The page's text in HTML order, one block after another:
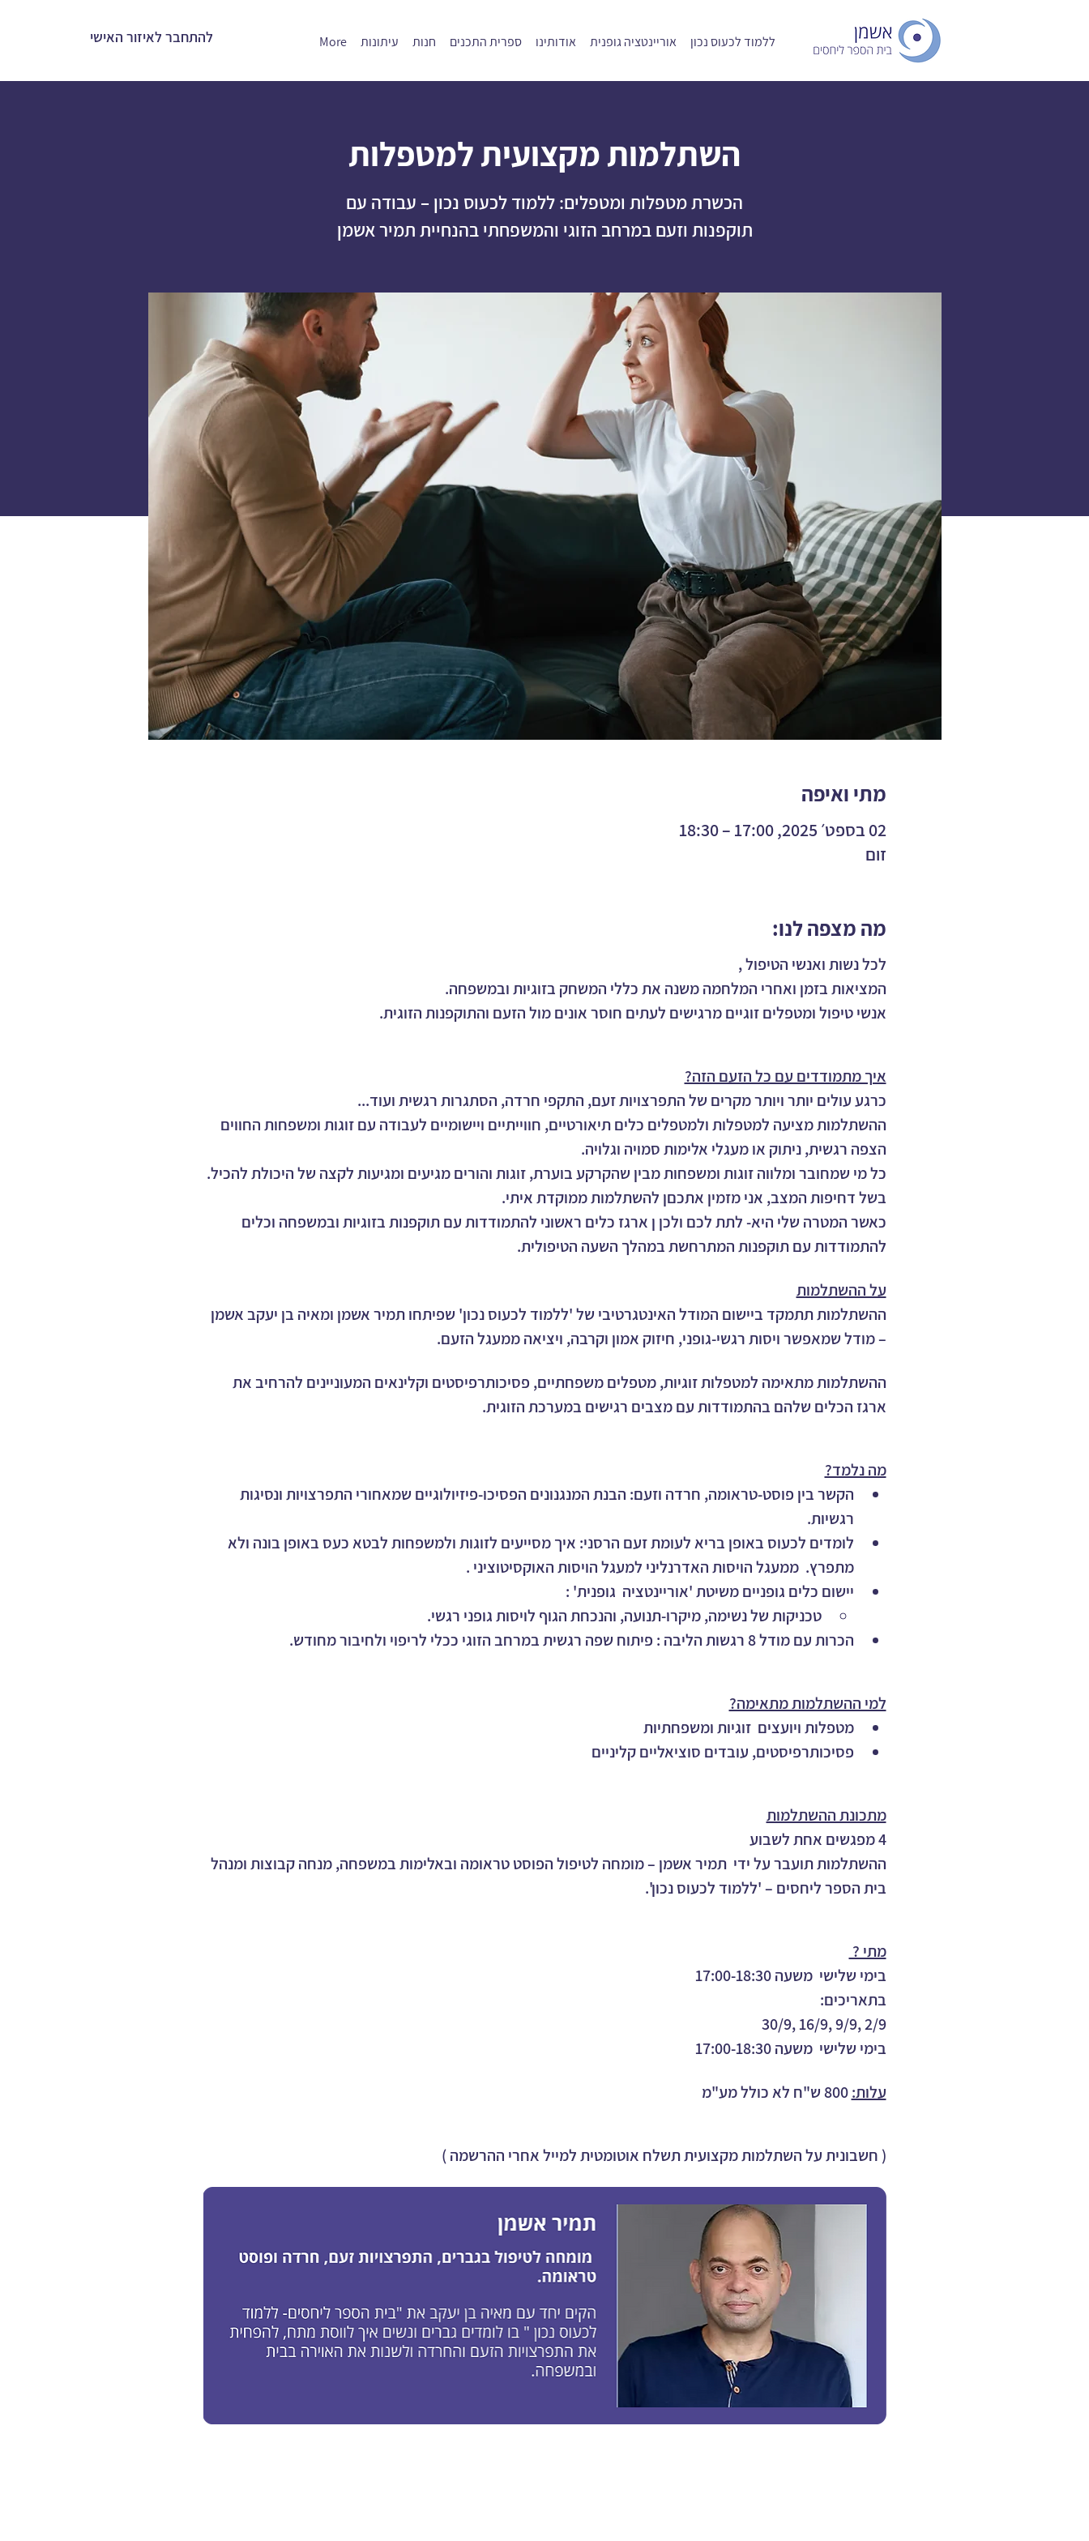
להתחבר לאיזור האישי ללמוד לכעוס נכון אוריינטציה גופנית אודותינו ספרית התכנים חנות עיתונות More
השתלמות מקצועית למטפלות
הכשרת מטפלות ומטפלים: ללמוד לכעוס נכון – עבודה עם
תוקפנות וזעם במרחב הזוגי והמשפחתי בהנחיית תמיר אשמן
מתי ואיפה
02 בספט׳ 2025, 17:00 – 18:30
זום
מה מצפה לנו:
לכל נשות ואנשי הטיפול ,
המציאות בזמן ואחרי המלחמה משנה את כללי המשחק בזוגיות ובמשפחה.
אנשי טיפול ומטפלים זוגיים מרגישים לעתים חוסר אונים מול הזעם והתוקפנות הזוגית.
איך מתמודדים עם כל הזעם הזה?
כרגע עולים יותר ויותר מקרים של התפרצויות זעם, התקפי חרדה, הסתגרות רגשית ועוד...
ההשתלמות מציעה למטפלות ולמטפלים כלים תיאורטיים, חווייתיים ויישומיים לעבודה עם זוגות ומשפחות החווים
הצפה רגשית, ניתוק או מעגלי אלימות סמויה וגלויה.
כל מי שמחובר ומלווה זוגות ומשפחות מבין שהקרקע בוערת, זוגות והורים מגיעים ומגיעות לקצה של היכולת להכיל.
בשל דחיפות המצב, אני מזמין אתכםן להשתלמות ממוקדת איתי.
כאשר המטרה שלי היא- לתת לכם ולכן ן ארגז כלים ראשוני להתמודדות עם תוקפנות בזוגיות ובמשפחה וכלים
להתמודדות עם תוקפנות המתרחשת במהלך השעה הטיפולית.
על ההשתלמות
ההשתלמות תתמקד ביישום המודל האינטגרטיבי של 'ללמוד לכעוס נכון' שפיתחו תמיר אשמן ומאיה בן יעקב אשמן
– מודל שמאפשר ויסות רגשי-גופני, חיזוק אמון וקרבה, ויציאה ממעגל הזעם.
ההשתלמות מתאימה למטפלות זוגיות, מטפלים משפחתיים, פסיכותרפיסטים וקלינאים המעוניינים להרחיב את
ארגז הכלים שלהם בהתמודדות עם מצבים רגישים במערכת הזוגית.
מה נלמד?
הקשר בין פוסט-טראומה, חרדה וזעם: הבנת המנגנונים הפסיכו-פיזיולוגיים שמאחורי התפרצויות ונסיגות
רגשיות.
לומדים לכעוס באופן בריא לעומת זעם הרסני: איך מסייעים לזוגות ולמשפחות לבטא כעס באופן בונה ולא
מתפרץ.  ממעגל הויסות האדרנליני למעגל הויסות האוקסיטוציני .
⁠יישום כלים גופניים משיטת 'אוריינטציה  גופנית' :
טכניקות של נשימה, מיקרו-תנועה, והנכחת הגוף לויסות גופני רגשי.
⁠הכרות עם מודל 8 רגשות הליבה : פיתוח שפה רגשית במרחב הזוגי ככלי לריפוי ולחיבור מחודש.
למי ההשתלמות מתאימה?
מטפלות ויועצים  זוגיות ומשפחתיות
פסיכותרפיסטים, עובדים סוציאליים קליניים
מתכונת ההשתלמות
4 מפגשים אחת לשבוע
ההשתלמות תועבר על ידי  תמיר אשמן – מומחה לטיפול הפוסט טראומה ובאלימות במשפחה, מנחה קבוצות ומנהל
בית הספר ליחסים – 'ללמוד לכעוס נכון'.
מתי ?
בימי שלישי  משעה 17:00-18:30
בתאריכים:
2/9 ,9/9 ,16/9 ,30/9
בימי שלישי  משעה 17:00-18:30
עלות: 800 ש"ח לא כולל מע"מ
( חשבונית על השתלמות מקצועית תשלח אוטומטית למייל אחרי ההרשמה )